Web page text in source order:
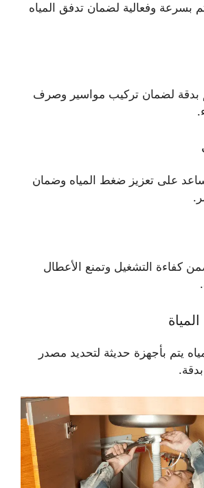
بسرعة وفعالية لضمان تدفق المياه
بدقة لضمان تركيب مواسير وصرف
على تعزيز ضغط المياه وضمان
كفاءة التشغيل وتمنع الأعطال
يتم بأجهزة حديثة لتحديد مصدر